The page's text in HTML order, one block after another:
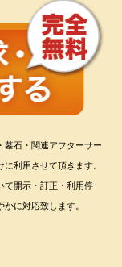
石・関連アフターサー
利用させて頂きます。
て開示・訂正・利用停
に対応致します。